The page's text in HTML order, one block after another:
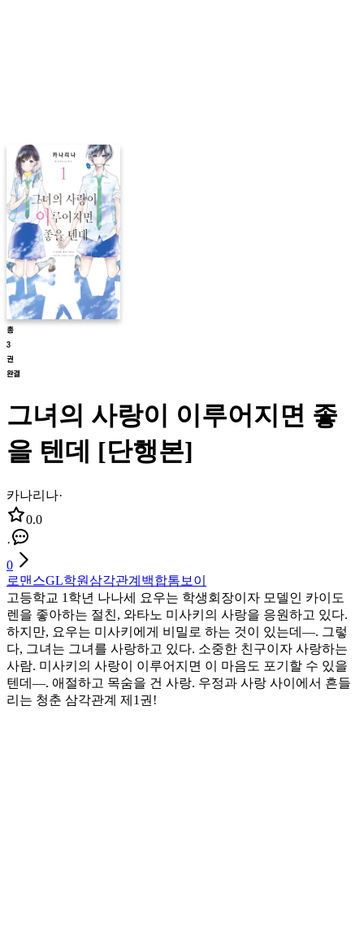
그녀의 사랑이 이루어지면 좋
을 텐데 [단행본]
카나리나·
0.0
·
0
로맨스GL학원삼각관계 백합톰보이
고등학교 1학년 나나세 요우는 학생회장이자 모델인 카이도
렌을 좋아하는 절친, 와타노 미사키의 사랑을 응원하고 있다.
하지만, 요우는 미사키에게 비밀로 하는 것이 있는데―. 그렇
다, 그녀는 그녀를 사랑하고 있다. 소중한 친구이자 사랑하는
사람. 미사키의 사랑이 이루어지면 이 마음도 포기할 수 있을
텐데―. 애절하고 목숨을 건 사랑. 우정과 사랑 사이에서 흔들
리는 청춘 삼각관계 제1권!